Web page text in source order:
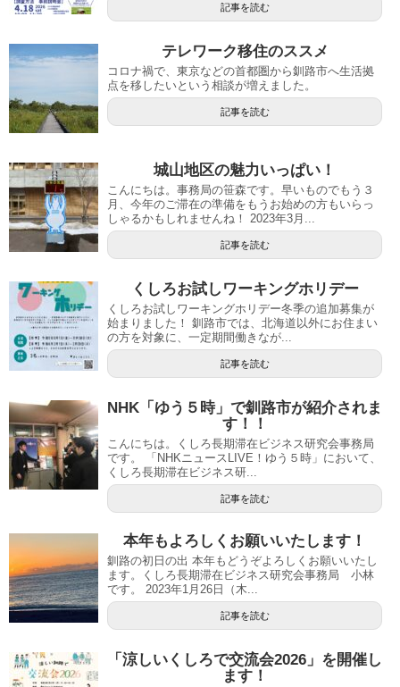
記事を読む
テレワーク移住のススメ
コロナ禍で、東京などの首都圏から釧路市へ生活拠
点を移したいという相談が増えました。
記事を読む
城山地区の魅力いっぱい！
こんにちは。事務局の笹森です。早いものでもう３
月、今年のご滞在の準備をもうお始めの方もいらっ
しゃるかもしれませんね！ 2023年3月...
記事を読む
くしろお試しワーキングホリデー
くしろお試しワーキングホリデー冬季の追加募集が
始まりました！ 釧路市では、北海道以外にお住まい
の方を対象に、一定期間働きなが...
記事を読む
NHK「ゆう５時」で釧路市が紹介されま
す！！
こんにちは。くしろ長期滞在ビジネス研究会事務局
です。 「NHKニュースLIVE！ゆう５時」において、
くしろ長期滞在ビジネス研...
記事を読む
本年もよろしくお願いいたします！
釧路の初日の出 本年もどうぞよろしくお願いいたし
ます。くしろ長期滞在ビジネス研究会事務局 小林
です。 2023年1月26日（木...
記事を読む
「涼しいくしろで交流会2026」を開催し
ます！